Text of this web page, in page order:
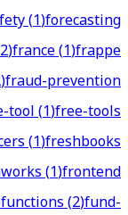
(1)forecasting
2)france(1)frappe
)fraud-prevention
tool(1)free-tools
(1)freshbooks
(1)frontend
functions(2)fund-